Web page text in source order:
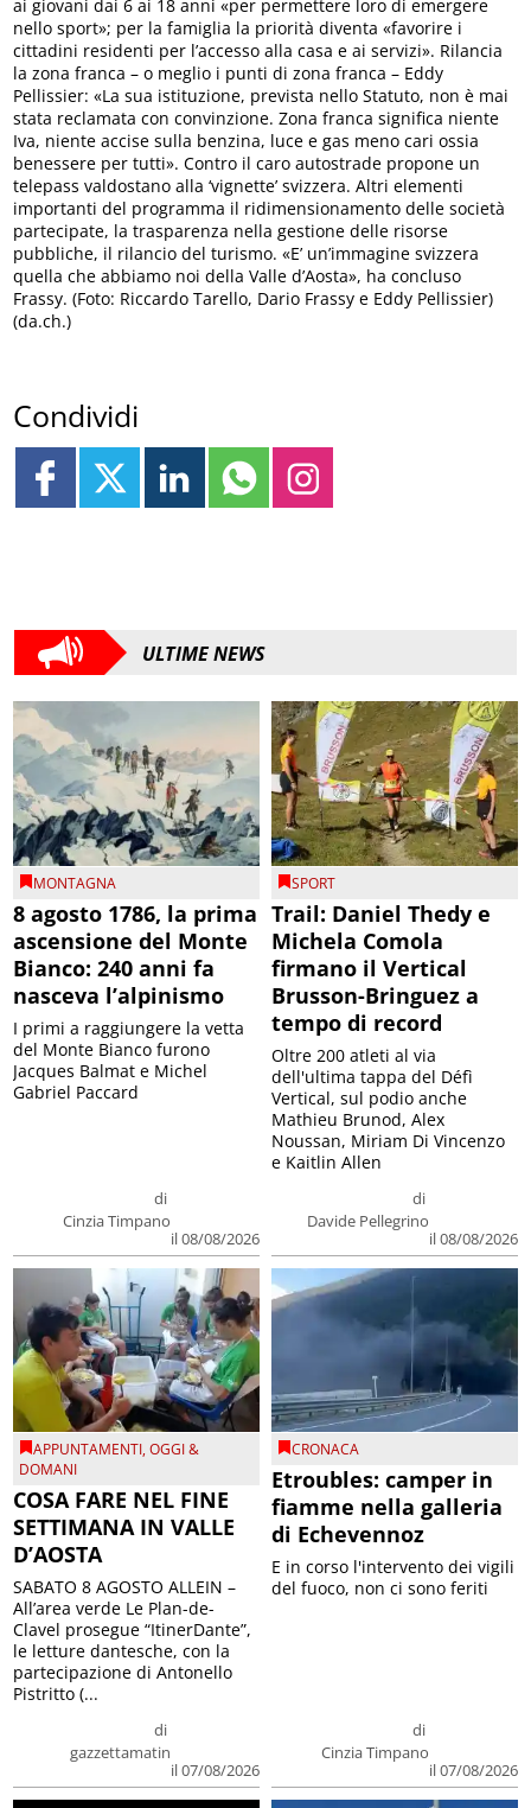
ai giovani dai 6 ai 18 anni «per permettere loro di emergere
nello sport»; per la famiglia la priorità diventa «favorire i
cittadini residenti per l’accesso alla casa e ai servizi». Rilancia
la zona franca – o meglio i punti di zona franca – Eddy
Pellissier: «La sua istituzione, prevista nello Statuto, non è mai
stata reclamata con convinzione. Zona franca significa niente
Iva, niente accise sulla benzina, luce e gas meno cari ossia
benessere per tutti». Contro il caro autostrade propone un
telepass valdostano alla ‘vignette’ svizzera. Altri elementi
importanti del programma il ridimensionamento delle società
partecipate, la trasparenza nella gestione delle risorse
pubbliche, il rilancio del turismo. «E’ un’immagine svizzera
quella che abbiamo noi della Valle d’Aosta», ha concluso
Frassy. (Foto: Riccardo Tarello, Dario Frassy e Eddy Pellissier)
(da.ch.)
Condividi
ULTIME NEWS
MONTAGNA
8 agosto 1786, la prima
ascensione del Monte
Bianco: 240 anni fa
nasceva l’alpinismo
di
Cinzia Timpano
il 08/08/2026
I primi a raggiungere la vetta
del Monte Bianco furono
Jacques Balmat e Michel
Gabriel Paccard
SPORT
Trail: Daniel Thedy e
Michela Comola
firmano il Vertical
Brusson-Bringuez a
tempo di record
di
Davide Pellegrino
il 08/08/2026
Oltre 200 atleti al via
dell'ultima tappa del Défì
Vertical, sul podio anche
Mathieu Brunod, Alex
Noussan, Miriam Di Vincenzo
e Kaitlin Allen
APPUNTAMENTI,OGGI &
DOMANI
COSA FARE NEL FINE
SETTIMANA IN VALLE
D’AOSTA
di
gazzettamatin
il 07/08/2026
SABATO 8 AGOSTO ALLEIN –
All’area verde Le Plan-de-
Clavel prosegue “ItinerDante”,
le letture dantesche, con la
partecipazione di Antonello
Pistritto (...
CRONACA
Etroubles: camper in
fiamme nella galleria
di Echevennoz
di
Cinzia Timpano
il 07/08/2026
E in corso l'intervento dei vigili
del fuoco, non ci sono feriti